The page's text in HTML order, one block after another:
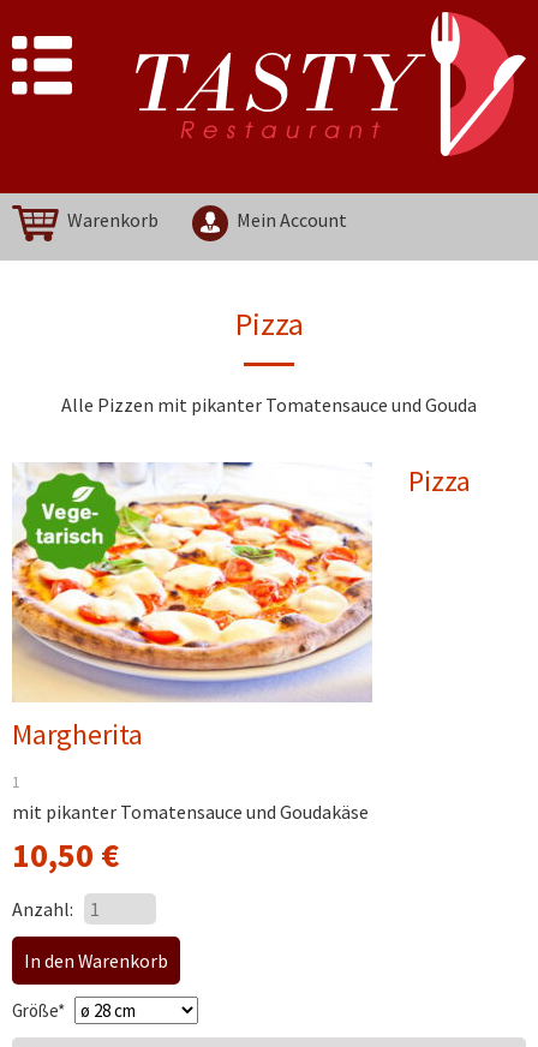
Warenkorb Mein Account
Pizza
Alle Pizzen mit pikanter Tomatensauce und Gouda
Pizza
Margherita
1
mit pikanter Tomatensauce und Goudakäse
10,50 €
Anzahl:
Pflichtfeld
Größe*